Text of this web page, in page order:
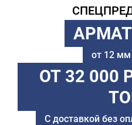
от 12
ОТ 32 000
С доставкой без